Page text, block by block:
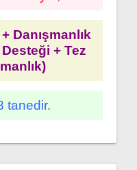
Danışmanlık
+ Tez
tanedir.